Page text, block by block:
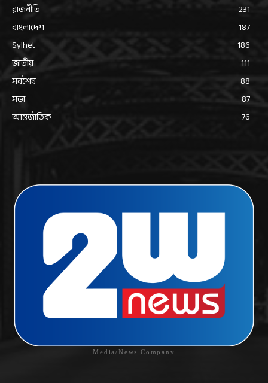
রাজনীতি
231
বাংলাদেশ
187
Sylhet
186
জাতীয়
111
সর্বশেষ
88
সভা
87
আন্তর্জাতিক
76
Media/News Company